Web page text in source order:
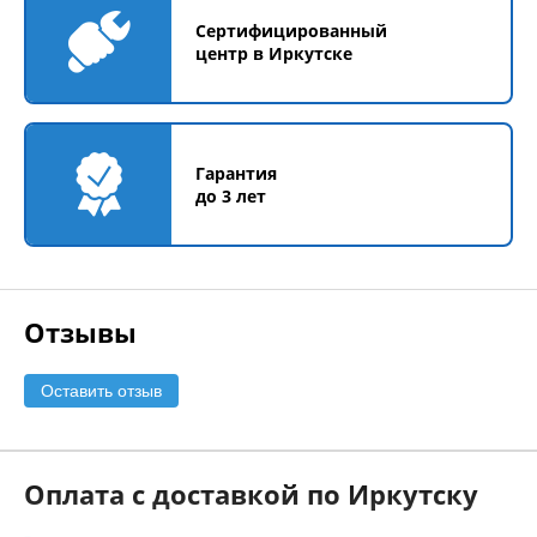
Сертифицированный
центр в Иркутске
Гарантия
до 3 лет
Отзывы
Оставить отзыв
Оплата с доставкой по Иркутску